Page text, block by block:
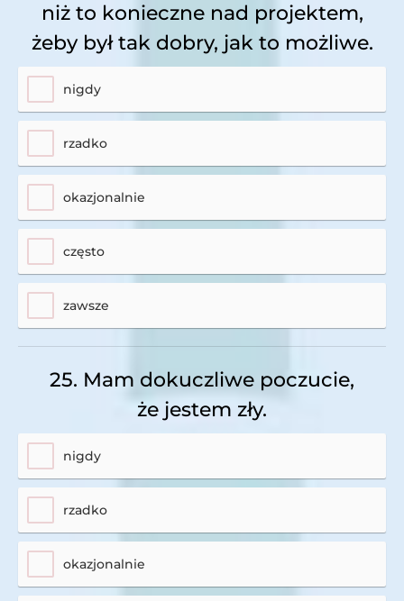
niż to konieczne nad projektem,
żeby był tak dobry, jak to możliwe.
nigdy
rzadko
okazjonalnie
często
zawsze
25. Mam dokuczliwe poczucie,
że jestem zły.
nigdy
rzadko
okazjonalnie